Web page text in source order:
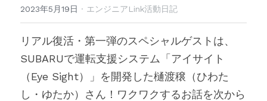
2023年5月19日 · エンジニアLink活動日記
リアル復活・第一弾のスペシャルゲストは、
SUBARUで運転支援システム「アイサイト
（Eye Sight）」を開発した樋渡穣（ひわた
し・ゆたか）さん！ワクワクするお話を次から